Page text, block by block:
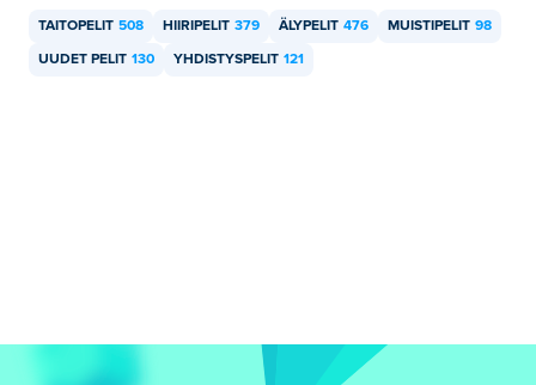
TAITOPELIT 508 HIIRIPELIT 379 ÄLYPELIT 476 MUISTIPELIT 98
UUDET PELIT 130 YHDISTYSPELIT 121